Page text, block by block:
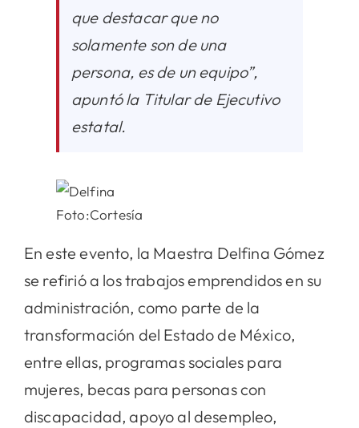
que destacar que no
solamente son de una
persona, es de un equipo”,
apuntó la Titular de Ejecutivo
estatal.
Foto:Cortesía
En este evento, la Maestra Delfina Gómez
se refirió a los trabajos emprendidos en su
administración, como parte de la
transformación del Estado de México,
entre ellas, programas sociales para
mujeres, becas para personas con
discapacidad, apoyo al desempleo,